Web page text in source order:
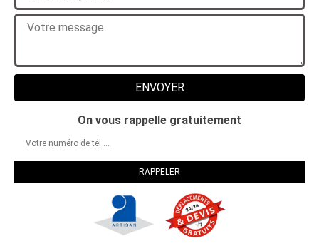
On vous rappelle gratuitement